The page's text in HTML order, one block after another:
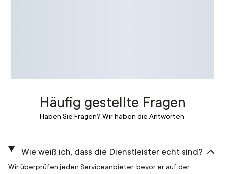
Häufig gestellte Fragen
Haben Sie Fragen? Wir haben die Antworten.
Wie weiß ich, dass die Dienstleister echt sind?
Wir überprüfen jeden Serviceanbieter, bevor er auf der